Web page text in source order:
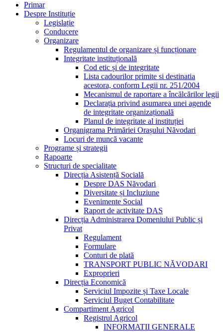
Primar
Despre Instituție
Legislație
Conducere
Organizare
Regulamentul de organizare și funcționare
Integritate instituțională
Cod etic și de integritate
Lista cadourilor primite si destinatia
acestora, conform Legii nr. 251/2004
Mecanismul de raportare a încălcărilor legii
Declarația privind asumarea unei agende
de integritate organizațională
Planul de integritate al instituției
Organigrama Primăriei Orașului Năvodari
Locuri de muncă vacante
Programe și strategii
Rapoarte
Structuri de specialitate
Direcția Asistență Socială
Despre DAS Năvodari
Diversitate și Incluziune
Evenimente Social
Raport de activitate DAS
Direcția Administrarea Domeniului Public și
Privat
Regulament
Formulare
Conturi de plată
TRANSPORT PUBLIC NĂVODARI
Exproprieri
Direcția Economică
Serviciul Impozite și Taxe Locale
Serviciul Buget Contabilitate
Compartiment Agricol
Registrul Agricol
INFORMATII GENERALE